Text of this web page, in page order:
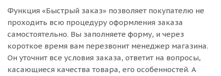
Функция «Быстрый заказ» позволяет покупателю не
проходить всю процедуру оформления заказа
самостоятельно. Вы заполняете форму, и через
короткое время вам перезвонит менеджер магазина.
Он уточнит все условия заказа, ответит на вопросы,
касающиеся качества товара, его особенностей. А